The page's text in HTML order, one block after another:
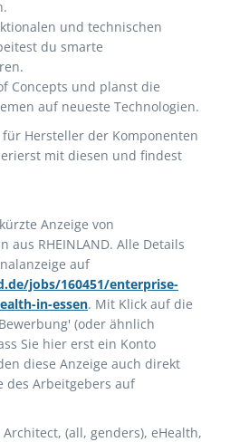
und technischen
du smarte
Concepts und planst die
auf neueste Technologien.
Hersteller der Komponenten
mit diesen und findest
Anzeige von
aus RHEINLAND. Alle Details
auf
jobs/160451/enterprise-
in-essen. Mit Klick auf die
(oder ähnlich
Sie hier erst ein Konto
diese Anzeige auch direkt
des Arbeitgebers auf
(all, genders), eHealth,